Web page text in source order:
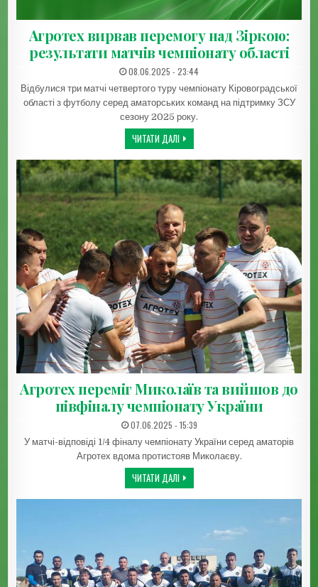
Агротех вирвав перемогу над Зіркою:
результати матчів чемпіонату області
ДАТА ЗАПИСИ:
08.06.2025 - 23:44
Відбулися три матчі четвертого туру чемпіонату Кіровоградської
області з футболу серед аматорських команд на підтримку ЗСУ
сезону 2025 року.
ЧИТАТИ ДАЛІАГРОТЕХ ВИРВАВ ПЕРЕМОГУ НАД
Агротех переміг Миколаїв та вийшов до
півфіналу чемпіонату України
ДАТА ЗАПИСИ:
07.06.2025 - 15:39
У матчі-відповіді 1/4 фіналу чемпіонату України серед аматорів
Агротех вдома протистояв Миколаєву.
ЧИТАТИ ДАЛІАГРОТЕХ ПЕРЕМІГ МИКОЛАЇВ ТА